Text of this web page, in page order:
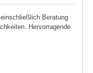
Beratung
Hervorragende